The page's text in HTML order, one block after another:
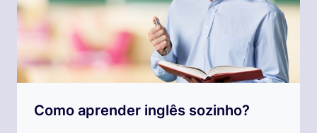
Como aprender inglês sozinho?